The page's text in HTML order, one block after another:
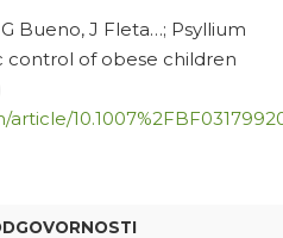
Bueno, J Fleta…; Psyllium
of obese children